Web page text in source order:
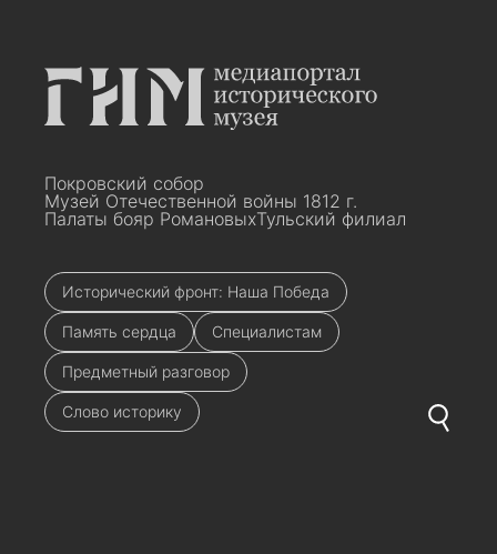
Покровский собор
Музей Отечественной войны 1812 г.
Палаты бояр РомановыхТульский филиал
Исторический фронт: Наша Победа
Память сердца Специалистам
Предметный разговор
Слово историку